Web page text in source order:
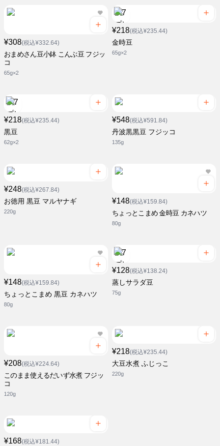
¥308(税込¥332.64)
おまめさん豆小鉢 こんぶ豆 フジッ
コ
65g×2
¥218(税込¥235.44)
金時豆
65g×2
¥218(税込¥235.44)
黒豆
62g×2
¥548(税込¥591.84)
丹波黒黒豆 フジッコ
135g
¥248(税込¥267.84)
お徳用 黒豆 マルヤナギ
220g
¥148(税込¥159.84)
ちょっとこまめ 金時豆 カネハツ
80g
¥148(税込¥159.84)
ちょっとこまめ 黒豆 カネハツ
80g
¥128(税込¥138.24)
蒸しサラダ豆
75g
¥208(税込¥224.64)
このまま使えるだいず水煮 フジッ
コ
120g
¥218(税込¥235.44)
大豆水煮 ふじっこ
220g
¥168(税込¥181.44)